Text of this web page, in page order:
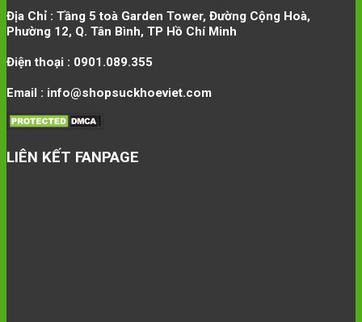
Địa Chỉ : Tầng 5 toà Garden Tower, Đường Cộng Hoà,
Phường 12, Q. Tân Bình, TP Hồ Chí Minh
Điện thoại : 0901.089.355
Email : info@shopsuckhoeviet.com
LIÊN KẾT FANPAGE